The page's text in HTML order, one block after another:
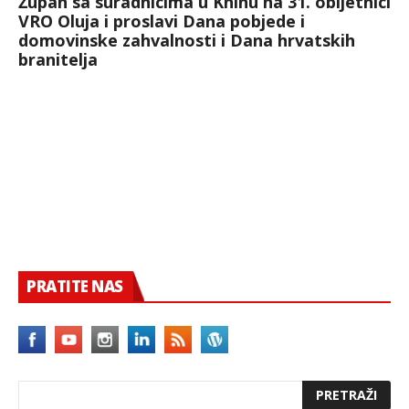
VRO Oluja i proslavi Dana pobjede i
domovinske zahvalnosti i Dana hrvatskih
branitelja
PRATITE NAS